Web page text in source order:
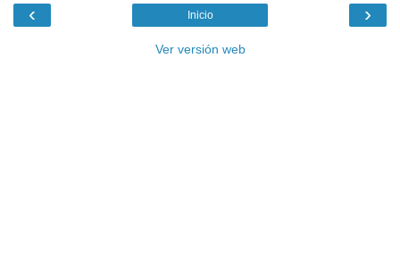
‹ ›
Inicio
Ver versión web